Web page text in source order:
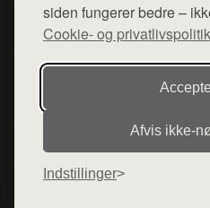
siden fungerer bedre –
Cookie- og
Afvis
Indstillinger
Denne side er en del af
hjemmesider med præsentation
diverse webshops. Der sælges
henviser til de shops, som
varerne på lager.